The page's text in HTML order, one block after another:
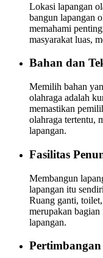
Lokasi lapangan
bangun lapangan
memahami
masyarakat luas,
Bahan dan
Memilih bahan
olahraga adalah
memastikan
olahraga tertentu,
lapangan.
Fasilitas
Membangun
lapangan itu
Ruang ganti,
merupakan
lapangan.